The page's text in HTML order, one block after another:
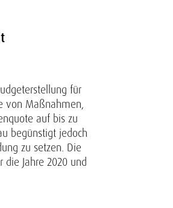
für
von Maßnahmen,
auf bis zu
begünstigt jedoch
zu setzen. Die
Jahre 2020 und